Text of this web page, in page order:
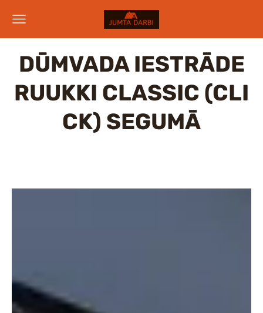
DŪMVADA IESTRĀDE
RUUKKI CLASSIC (CLI
CK) SEGUMĀ